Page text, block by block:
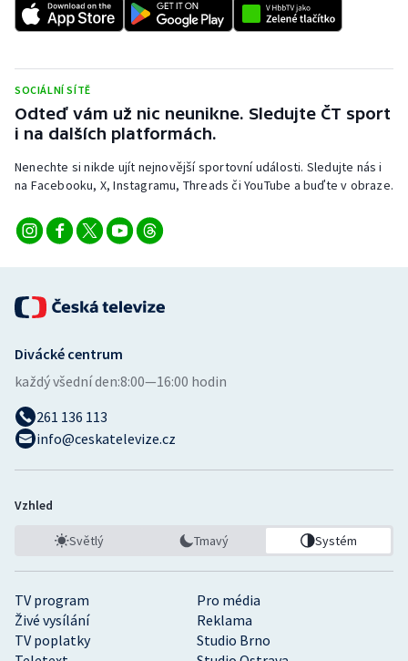
SOCIÁLNÍ SÍTĚ
Odteď vám už nic neunikne. Sledujte ČT sport
i na dalších platformách.
Nenechte si nikde ujít nejnovější sportovní události. Sledujte nás i
na Facebooku, X, Instagramu, Threads či YouTube a buďte v obraze.
TV program
Pro média
Živé vysílání
Reklama
TV poplatky
Studio Brno
Divácké centrum
každý všední den:8:00—16:00 hodin
261 136 113
info@ceskatelevize.cz
Vzhled
Světlý Tmavý Systém